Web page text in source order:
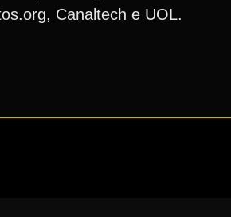
Canaltech e UOL.